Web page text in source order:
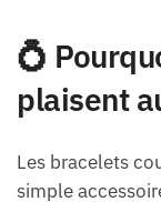
💍
plaisent
Les bracelets
simple